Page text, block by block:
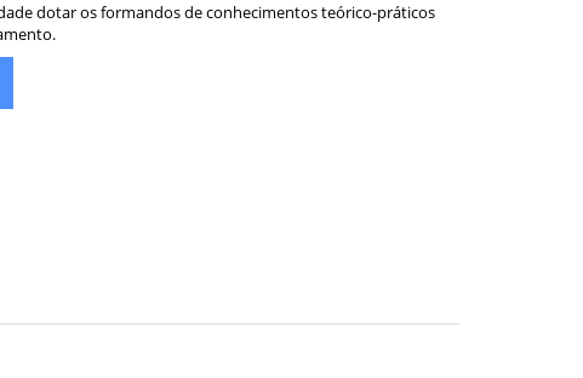
dotar os formandos de conhecimentos teórico-práticos